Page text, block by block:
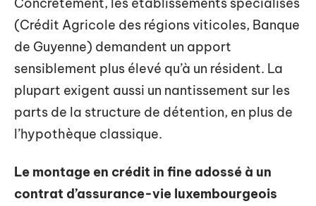
(Crédit Agricole des régions viticoles, Banque
de Guyenne) demandent un apport
sensiblement plus élevé qu’à un résident. La
plupart exigent aussi un nantissement sur les
parts de la structure de détention, en plus de
l’hypothèque classique.
Le montage en crédit in fine adossé à un
contrat d’assurance-vie luxembourgeois